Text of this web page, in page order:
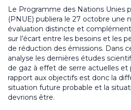
Le Programme des Nations Unies
(PNUE) publiera le 27 octobre une
évaluation distincte et
sur l’écart entre les besoins et les
de réduction des émissions. Dans
analyse les dernières études
de gaz à effet de serre actuelles et
rapport aux objectifs est donc la
situation future probable et la
devrions être.